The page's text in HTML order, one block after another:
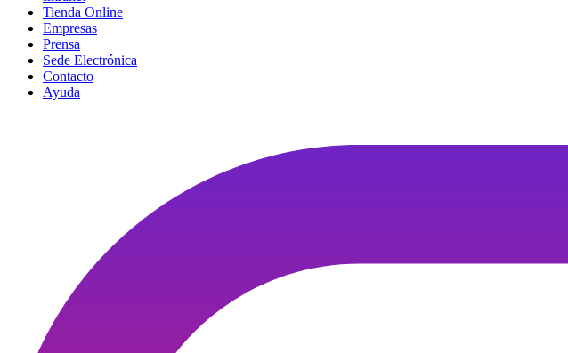
Tienda Online
Empresas
Prensa
Sede Electrónica
Contacto
Ayuda